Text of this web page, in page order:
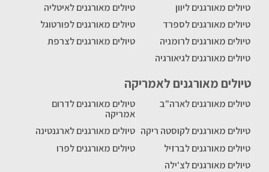
טיולים מאורגנים ליוון
טיולים מאורגנים לאיטליה
טיולים מאורגנים לספרד
טיולים מאורגנים לפורטוגל
טיולים מאורגנים לרומניה
טיולים מאורגנים לצרפת
טיולים מאורגנים לגיאורגיה
טיולים מאורגנים לאמריקה
טיולים מאורגנים לארה"ב
טיולים מאורגנים לדרום
אמריקה
טיולים מאורגנים לקוסטה ריקה טיולים מאורגנים לארגנטינה
טיולים מאורגנים לברזיל
טיולים מאורגנים לפרו
טיולים מאורגנים לצ'ילה